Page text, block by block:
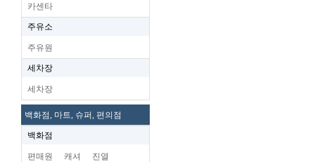
카센타
주유소
주유원
세차장
세차장
백화점, 마트, 슈퍼, 편의점
백화점
편매원 캐셔 진열